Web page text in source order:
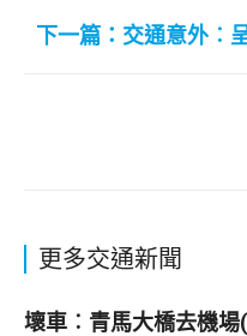
下一篇：交通意外︰
更多交通新聞
壞車︰青馬大橋去機